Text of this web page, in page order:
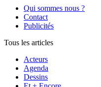
Qui sommes nous ?
Contact
Publicités
Tous les articles
Acteurs
Agenda
Dessins